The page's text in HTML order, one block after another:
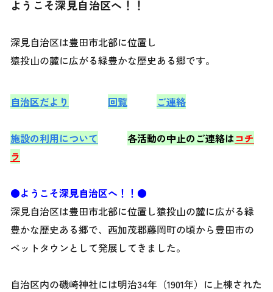
ようこそ深見自治区へ！！
深見自治区は豊田市北部に位置し
猿投山の麓に広がる緑豊かな歴史ある郷です。
自治区だより 回覧 ご連絡
施設の利用について 各活動の中止のご連絡はコチ
ラ
●ようこそ深見自治区へ！！●
深見自治区は豊田市北部に位置し猿投山の麓に広がる緑
豊かな歴史ある郷で、西加茂郡藤岡町の頃から豊田市の
ベットタウンとして発展してきました。
自治区内の磯崎神社には明治34年（1901年）に上棟された